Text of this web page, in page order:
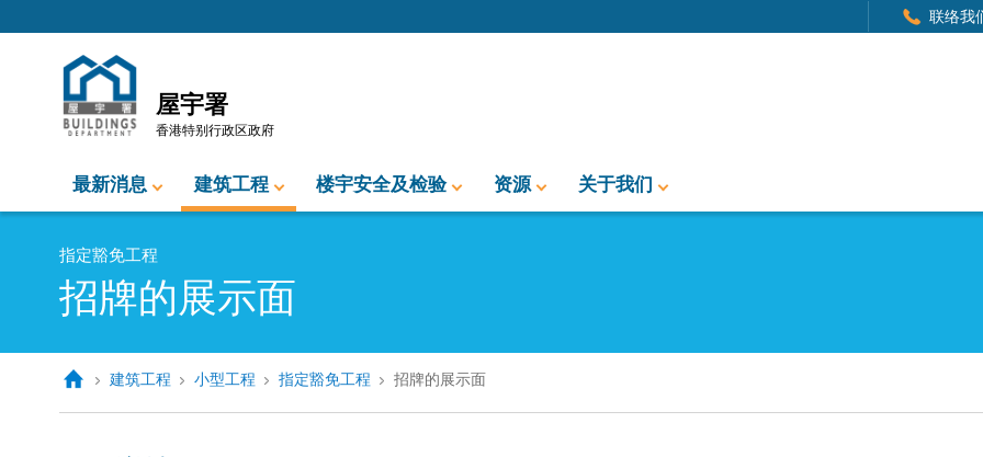
联络我
屋宇署
香港特别行政区政府
最新消息 建筑工程 楼宇安全及检验 资源 关于我们
指定豁免工程
招牌的展示面
建筑工程 小型工程 指定豁免工程 招牌的展示面